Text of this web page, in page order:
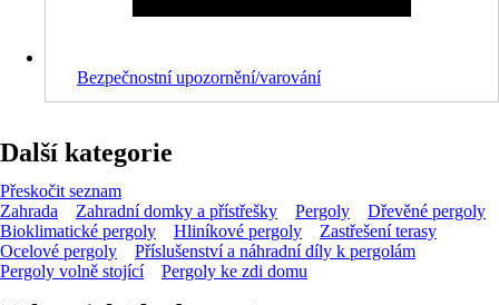
Bezpečnostní upozornění/varování
Další kategorie
Přeskočit seznam
Zahrada
Zahradní domky a přístřešky Pergoly
Dřevěné pergoly
Bioklimatické pergoly
Hliníkové pergoly
Zastřešení terasy
Ocelové pergoly
Příslušenství a náhradní díly k pergolám
Pergoly volně stojící
Pergoly ke zdi domu